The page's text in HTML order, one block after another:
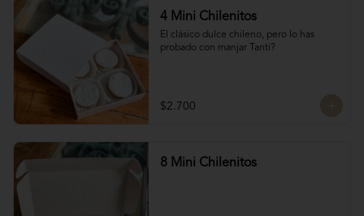
4 Mini Chilenitos
El clásico dulce chileno, pero lo has
probado con manjar Tanti?
$2.700
8 Mini Chilenitos